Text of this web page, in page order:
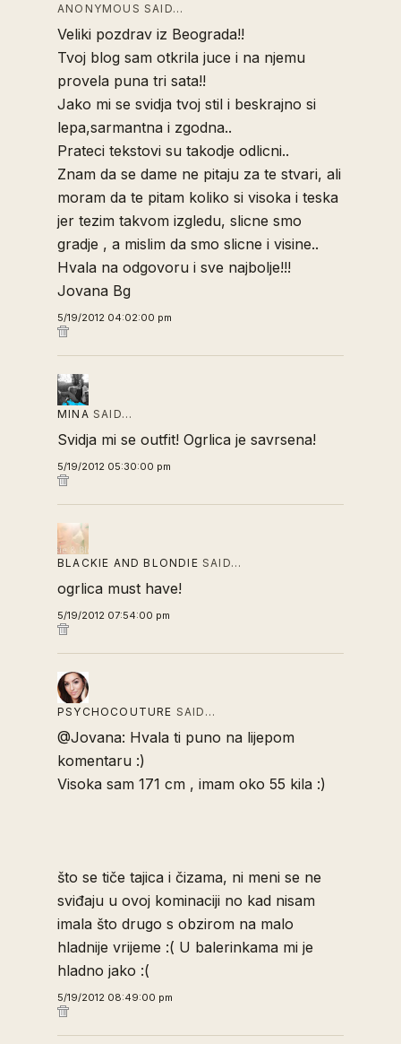
ANONYMOUS SAID…
Veliki pozdrav iz Beograda!!
Tvoj blog sam otkrila juce i na njemu
provela puna tri sata!!
Jako mi se svidja tvoj stil i beskrajno si
lepa,sarmantna i zgodna..
Prateci tekstovi su takodje odlicni..
Znam da se dame ne pitaju za te stvari, ali
moram da te pitam koliko si visoka i teska
jer tezim takvom izgledu, slicne smo
gradje , a mislim da smo slicne i visine..
Hvala na odgovoru i sve najbolje!!!
Jovana Bg
5/19/2012 04:02:00 pm
MINA SAID…
Svidja mi se outfit! Ogrlica je savrsena!
5/19/2012 05:30:00 pm
BLACKIE AND BLONDIE SAID…
ogrlica must have!
5/19/2012 07:54:00 pm
PSYCHOCOUTURE SAID…
@Jovana: Hvala ti puno na lijepom
komentaru :)
Visoka sam 171 cm , imam oko 55 kila :)
što se tiče tajica i čizama, ni meni se ne
sviđaju u ovoj kominaciji no kad nisam
imala što drugo s obzirom na malo
hladnije vrijeme :( U balerinkama mi je
hladno jako :(
5/19/2012 08:49:00 pm